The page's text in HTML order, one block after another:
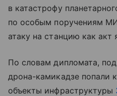
в катастрофу
по особым поручениям
атаку на станцию как акт
По словам дипломата,
дрона-камикадзе попали
объекты инфраструктуры